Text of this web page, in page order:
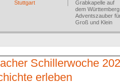
Stuttgart
Grabkapelle auf
dem
Adventszauber
Groß und Klein